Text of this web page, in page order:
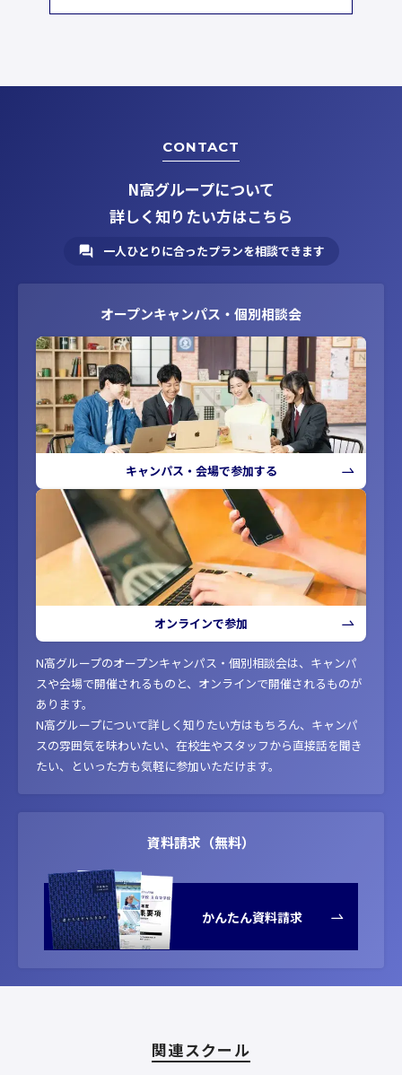
CONTACT
N高グループについて
詳しく知りたい方はこちら
一人ひとりに合ったプランを相談できます
オープンキャンパス・個別相談会
キャンパス・会場で参加する
オンラインで参加
N高グループのオープンキャンパス・個別相談会は、キャンパ
スや会場で開催されるものと、オンラインで開催されるものが
あります。
N高グループについて詳しく知りたい方はもちろん、キャンパ
スの雰囲気を味わいたい、在校生やスタッフから直接話を聞き
たい、といった方も気軽に参加いただけます。
資料請求（無料）
かんたん資料請求
関連スクール